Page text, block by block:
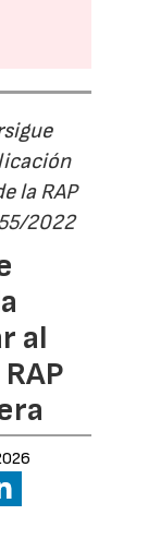
la RAP
2022
al